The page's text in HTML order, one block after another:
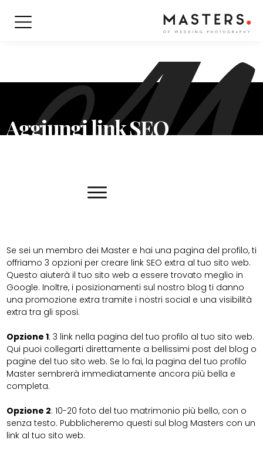
Aggiungi link SEO
Se sei un membro dei Master e hai una pagina del profilo, ti
offriamo 3 opzioni per creare link SEO extra al tuo sito web.
Questo aiuterà il tuo sito web a essere trovato meglio in
Google. Inoltre, i posizionamenti sul nostro blog ti danno
una promozione extra tramite i nostri social e una visibilità
extra tra gli sposi.
Opzione 1: 3 link nella pagina del tuo profilo al tuo sito web.
Qui puoi collegarti direttamente a bellissimi post del blog o
pagine del tuo sito web. Se lo fai, la pagina del tuo profilo
Master sembrerà immediatamente ancora più bella e
completa.
Opzione 2: 10-20 foto del tuo matrimonio più bello, con o
senza testo. Pubblicheremo questi sul blog Masters con un
link al tuo sito web.